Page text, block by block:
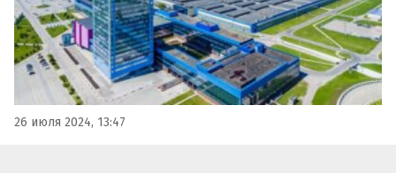
26 июля 2024, 13:47